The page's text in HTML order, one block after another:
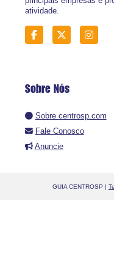
atividade.
Sobre Nós
Sobre centrosp.com
Fale Conosco
Anuncie
GUIA CENTROSP |